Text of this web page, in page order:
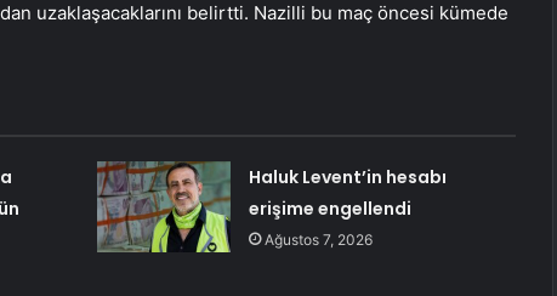
uzaklaşacaklarını belirtti. Nazilli bu maç öncesi kümede
Haluk Levent’in hesabı
erişime engellendi
Ağustos 7, 2026